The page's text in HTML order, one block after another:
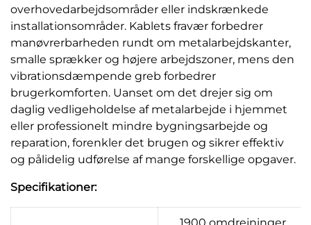
overhovedarbejdsområder eller indskrænkede
installationsområder. Kablets fravær forbedrer
manøvrerbarheden rundt om metalarbejdskanter,
smalle sprækker og højere arbejdszoner, mens den
vibrationsdæmpende greb forbedrer
brugerkomforten. Uanset om det drejer sig om
daglig vedligeholdelse af metalarbejde i hjemmet
eller professionelt mindre bygningsarbejde og
reparation, forenkler det brugen og sikrer effektiv
og pålidelig udførelse af mange forskellige opgaver.
Specifikationer: